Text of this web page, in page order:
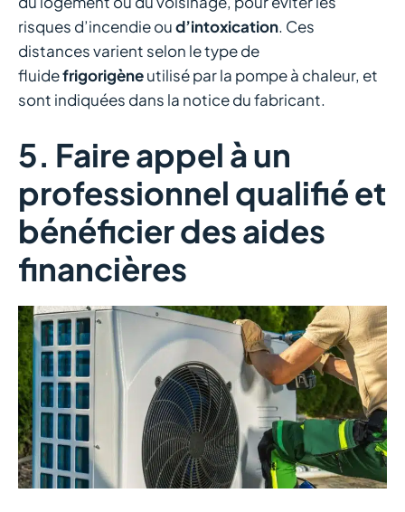
risques d’incendie oud’intoxication. Ces
distances varient selon le type de
fluidefrigorigèneutilisé par la pompe à chaleur, et
sont indiquées dans la notice du fabricant.
5. Faire appel à un
professionnel qualifié et
bénéficier des aides
financières